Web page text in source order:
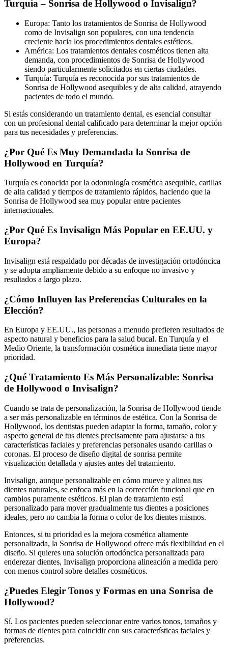
Turquía – Sonrisa de Hollywood o Invisalign?
Europa: Tanto los tratamientos de Sonrisa de Hollywood
como de Invisalign son populares, con una tendencia
creciente hacia los procedimientos dentales estéticos.
América: Los tratamientos dentales cosméticos tienen alta
demanda, con procedimientos de Sonrisa de Hollywood
siendo particularmente solicitados en ciertas ciudades.
Turquía: Turquía es reconocida por sus tratamientos de
Sonrisa de Hollywood asequibles y de alta calidad, atrayendo
pacientes de todo el mundo.
Si estás considerando un tratamiento dental, es esencial consultar
con un profesional dental calificado para determinar la mejor opción
para tus necesidades y preferencias.
¿Por Qué Es Muy Demandada la Sonrisa de
Hollywood en Turquía?
Turquía es conocida por la odontología cosmética asequible, carillas
de alta calidad y tiempos de tratamiento rápidos, haciendo que la
Sonrisa de Hollywood sea muy popular entre pacientes
internacionales.
¿Por Qué Es Invisalign Más Popular en EE.UU. y
Europa?
Invisalign está respaldado por décadas de investigación ortodóncica
y se adopta ampliamente debido a su enfoque no invasivo y
resultados a largo plazo.
¿Cómo Influyen las Preferencias Culturales en la
Elección?
En Europa y EE.UU., las personas a menudo prefieren resultados de
aspecto natural y beneficios para la salud bucal. En Turquía y el
Medio Oriente, la transformación cosmética inmediata tiene mayor
prioridad.
¿Qué Tratamiento Es Más Personalizable: Sonrisa
de Hollywood o Invisalign?
Cuando se trata de personalización, la Sonrisa de Hollywood tiende
a ser más personalizable en términos de estética. Con la Sonrisa de
Hollywood, los dentistas pueden adaptar la forma, tamaño, color y
aspecto general de tus dientes precisamente para ajustarse a tus
características faciales y preferencias personales usando carillas o
coronas. El proceso de diseño digital de sonrisa permite
visualización detallada y ajustes antes del tratamiento.
Invisalign, aunque personalizable en cómo mueve y alinea tus
dientes naturales, se enfoca más en la corrección funcional que en
cambios puramente estéticos. El plan de tratamiento está
personalizado para mover gradualmente tus dientes a posiciones
ideales, pero no cambia la forma o color de los dientes mismos.
Entonces, si tu prioridad es la mejora cosmética altamente
personalizada, la Sonrisa de Hollywood ofrece más flexibilidad en el
diseño. Si quieres una solución ortodóncica personalizada para
enderezar dientes, Invisalign proporciona alineación a medida pero
con menos control sobre detalles cosméticos.
¿Puedes Elegir Tonos y Formas en una Sonrisa de
Hollywood?
Sí. Los pacientes pueden seleccionar entre varios tonos, tamaños y
formas de dientes para coincidir con sus características faciales y
preferencias.